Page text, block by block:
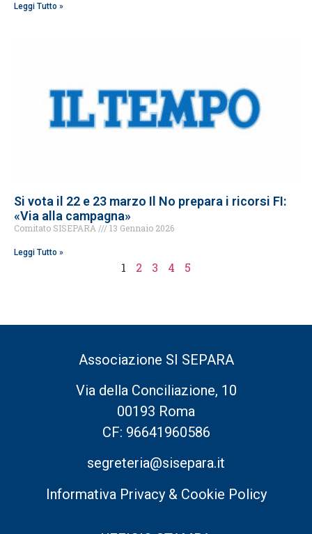
Leggi Tutto »
Si vota il 22 e 23 marzo Il No prepara i ricorsi FI:
«Via alla campagna»
Comitato SISEPARA 13 Gennaio 2026
Leggi Tutto »
1 2 3 4 5
Associazione SI SEPARA
Via della Conciliazione, 10
00193 Roma
CF: 96641960586
segreteria@sisepara.it
Informativa Privacy & Cookie Policy